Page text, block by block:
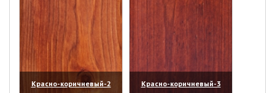
Красно-коричневый-2
Красно-коричневый-3